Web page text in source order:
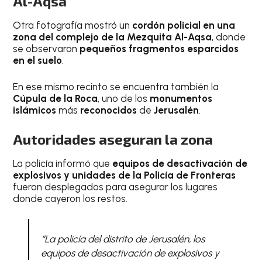
Otra fotografía mostró un cordón policial en una
zona del complejo de la Mezquita Al-Aqsa, donde
se observaron pequeños fragmentos esparcidos
en el suelo.
En ese mismo recinto se encuentra también la
Cúpula de la Roca, uno de los monumentos
islámicosmás reconocidosdeJerusalén.
Autoridades aseguran la zona
La policía informó que equipos de desactivación de
explosivos y unidades de la Policía de Fronteras
fueron desplegados para asegurar los lugares
donde cayeron los restos.
“La policía del distrito de Jerusalén, los
equipos de desactivación de explosivos y